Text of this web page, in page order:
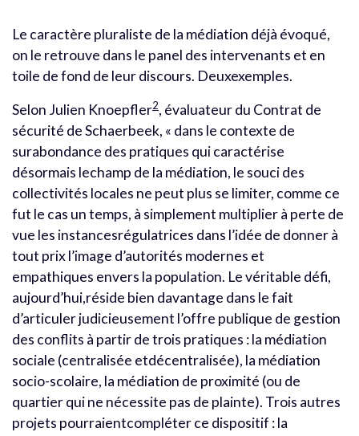
Le caractère pluraliste de la médiation déjà évoqué,
on le retrouve dans le panel des intervenants et en
toile de fond de leur discours. Deuxexemples.
Selon Julien Knoepfler2, évaluateur du Contrat de
sécurité de Schaerbeek, « dans le contexte de
surabondance des pratiques qui caractérise
désormais lechamp de la médiation, le souci des
collectivités locales ne peut plus se limiter, comme ce
fut le cas un temps, à simplement multiplier à perte de
vue les instancesrégulatrices dans l’idée de donner à
tout prix l’image d’autorités modernes et
empathiques envers la population. Le véritable défi,
aujourd’hui,réside bien davantage dans le fait
d’articuler judicieusement l’offre publique de gestion
des conflits à partir de trois pratiques : la médiation
sociale (centralisée etdécentralisée), la médiation
socio-scolaire, la médiation de proximité (ou de
quartier qui ne nécessite pas de plainte). Trois autres
projets pourraientcompléter ce dispositif : la